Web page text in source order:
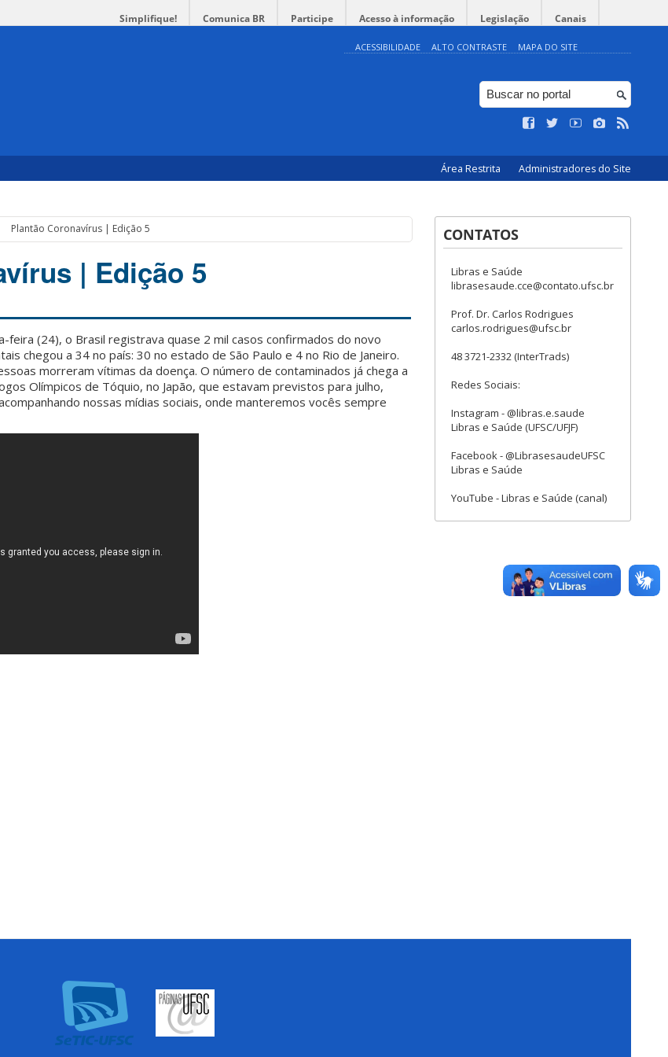
Simplifique! Comunica BR Participe Acesso à informação Legislação Canais
ACESSIBILIDADE ALTO CONTRASTE MAPA DO SITE
Área Restrita Administradores do Site
Plantão Coronavírus | Edição 5
| Edição 5
feira (24), o Brasil registrava quase 2 mil casos confirmados do novo
chegou a 34 no país: 30 no estado de São Paulo e 4 no Rio de Janeiro.
morreram vítimas da doença. O número de contaminados já chega a
Olímpicos de Tóquio, no Japão, que estavam previstos para julho,
nossas mídias sociais, onde manteremos vocês sempre
CONTATOS
Libras e Saúde
librasesaude.cce@contato.ufsc.br
Prof. Dr. Carlos Rodrigues
carlos.rodrigues@ufsc.br
48 3721-2332 (InterTrads)
Redes Sociais:
Instagram - @libras.e.saude
Libras e Saúde (UFSC/UFJF)
Facebook - @LibrasesaudeUFSC
Libras e Saúde
YouTube - Libras e Saúde (canal)